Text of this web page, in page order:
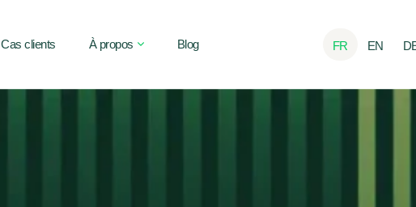
Cas clients À propos Blog FR EN